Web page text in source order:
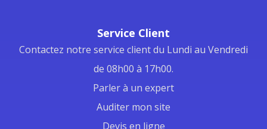
Service Client
Contactez notre service client du Lundi au Vendredi
de 08h00 à 17h00.
Parler à un expert
Auditer mon site
Devis en ligne